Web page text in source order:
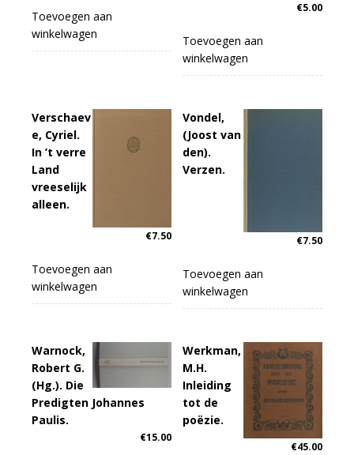
Toevoegen aan
winkelwagen
€5.00
Toevoegen aan
winkelwagen
Verschaev
e, Cyriel.
In ’t verre
Land
vreeselijk
alleen.
€7.50
Toevoegen aan
winkelwagen
Vondel,
(Joost van
den).
Verzen.
€7.50
Toevoegen aan
winkelwagen
Warnock,
Robert G.
(Hg.). Die
Predigten Johannes
Paulis.
€15.00
Werkman,
M.H.
Inleiding
tot de
poëzie.
€45.00